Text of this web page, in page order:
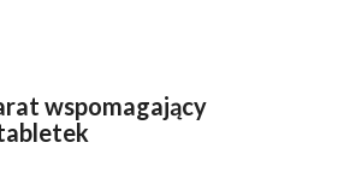
wspomagający